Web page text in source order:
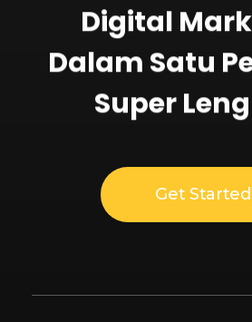
Digital
Dalam Satu
Super
Get Started